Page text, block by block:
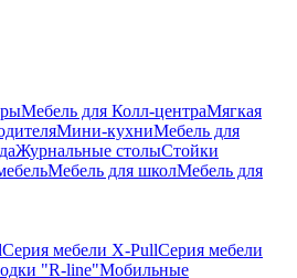
Мебель для Колл-центраМягкая
Мини-кухниМебель для
Журнальные столыСтойки
Мебель для школМебель для
Серия мебели X-PullСерия мебели
"R-line"Мобильные